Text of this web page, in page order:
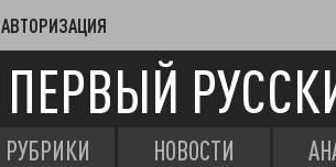
АВТОРИЗАЦИЯ
ПЕРВЫЙ
РУБРИКИ НОВОСТИ